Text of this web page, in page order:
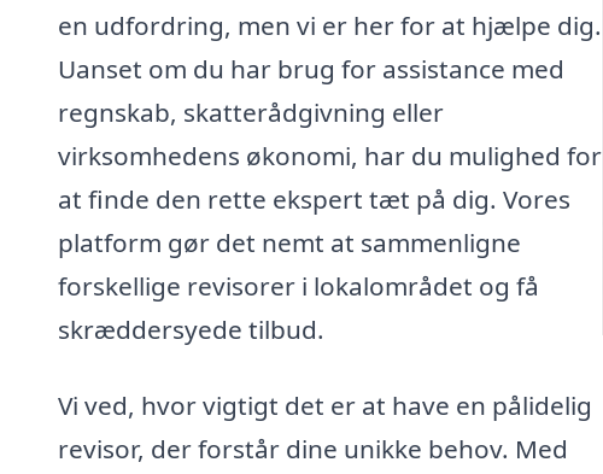
en udfordring, men vi er her for at hjælpe dig.
Uanset om du har brug for assistance med
regnskab, skatterådgivning eller
virksomhedens økonomi, har du mulighed for
at finde den rette ekspert tæt på dig. Vores
platform gør det nemt at sammenligne
forskellige revisorer i lokalområdet og få
skræddersyede tilbud.
Vi ved, hvor vigtigt det er at have en pålidelig
revisor, der forstår dine unikke behov. Med